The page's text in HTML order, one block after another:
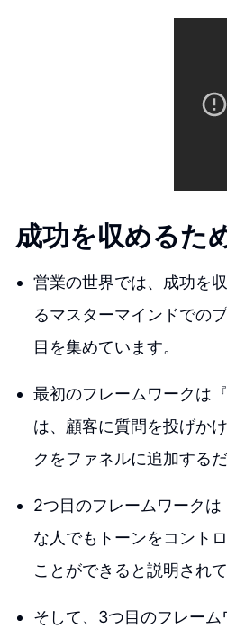
成功を収めるた
営業の世界では、成功を
るマスターマインドでの
目を集めています。
最初のフレームワークは
は、顧客に質問を投げか
クをファネルに追加する
2つ目のフレームワーク
な人でもトーンをコント
ことができると説明されて
そして、3つ目のフレー